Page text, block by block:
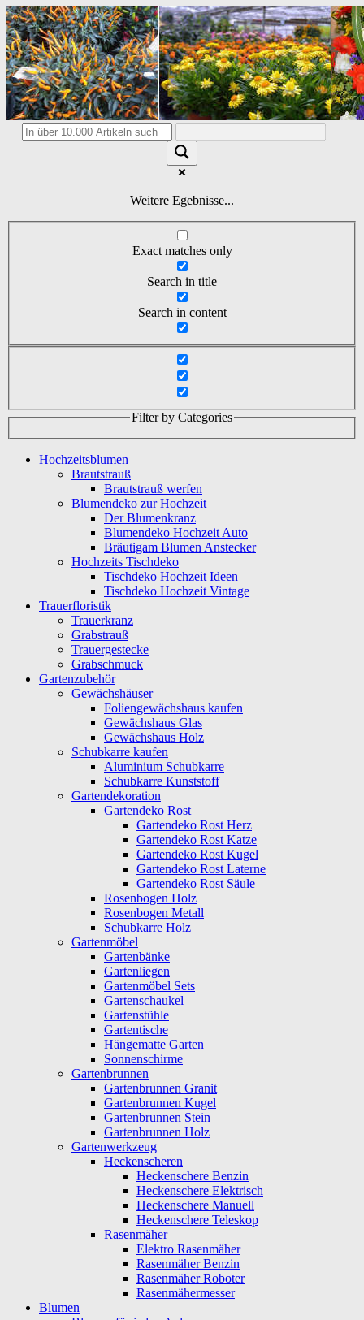
Weitere Egebnisse...
Exact matches only
Search in title
Search in content
Filter by Categories
Hochzeitsblumen
Brautstrauß
Brautstrauß werfen
Blumendeko zur Hochzeit
Der Blumenkranz
Blumendeko Hochzeit Auto
Bräutigam Blumen Anstecker
Hochzeits Tischdeko
Tischdeko Hochzeit Ideen
Tischdeko Hochzeit Vintage
Trauerfloristik
Trauerkranz
Grabstrauß
Trauergestecke
Grabschmuck
Gartenzubehör
Gewächshäuser
Foliengewächshaus kaufen
Gewächshaus Glas
Gewächshaus Holz
Schubkarre kaufen
Aluminium Schubkarre
Schubkarre Kunststoff
Gartendekoration
Gartendeko Rost
Gartendeko Rost Herz
Gartendeko Rost Katze
Gartendeko Rost Kugel
Gartendeko Rost Laterne
Gartendeko Rost Säule
Rosenbogen Holz
Rosenbogen Metall
Schubkarre Holz
Gartenmöbel
Gartenbänke
Gartenliegen
Gartenmöbel Sets
Gartenschaukel
Gartenstühle
Gartentische
Hängematte Garten
Sonnenschirme
Gartenbrunnen
Gartenbrunnen Granit
Gartenbrunnen Kugel
Gartenbrunnen Stein
Gartenbrunnen Holz
Gartenwerkzeug
Heckenscheren
Heckenschere Benzin
Heckenschere Elektrisch
Heckenschere Manuell
Heckenschere Teleskop
Rasenmäher
Elektro Rasenmäher
Rasenmäher Benzin
Rasenmäher Roboter
Rasenmähermesser
Blumen